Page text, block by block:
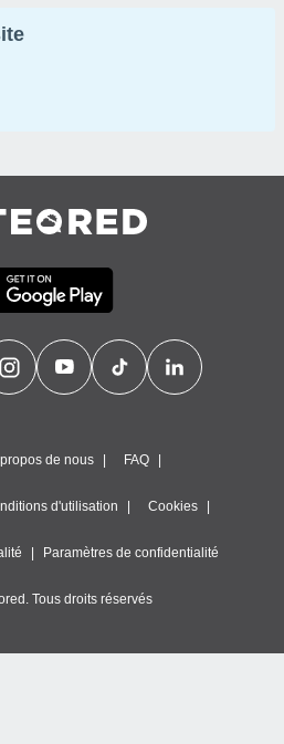
de nous FAQ
d'utilisation Cookies
Paramètres de confidentialité
Tous droits réservés